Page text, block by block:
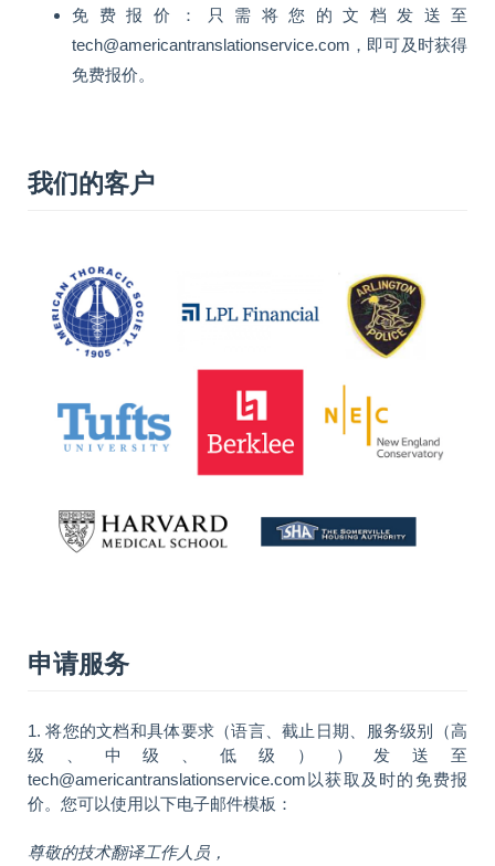
免费报价：只需将您的文档发送至
tech@americantranslationservice.com，即可及时获得
免费报价。
我们的客户
申请服务
1. 将您的文档和具体要求（语言、截止日期、服务级别（高
级、中级、低级））发送至
tech@americantranslationservice.com以获取及时的免费报
价。您可以使用以下电子邮件模板：
尊敬的技术翻译工作人员，